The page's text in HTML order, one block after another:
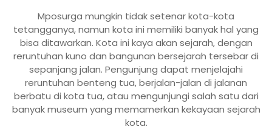
Mposurga mungkin tidak setenar kota-kota
tetangganya, namun kota ini memiliki banyak hal yang
bisa ditawarkan. Kota ini kaya akan sejarah, dengan
reruntuhan kuno dan bangunan bersejarah tersebar di
sepanjang jalan. Pengunjung dapat menjelajahi
reruntuhan benteng tua, berjalan-jalan di jalanan
berbatu di kota tua, atau mengunjungi salah satu dari
banyak museum yang memamerkan kekayaan sejarah
kota.